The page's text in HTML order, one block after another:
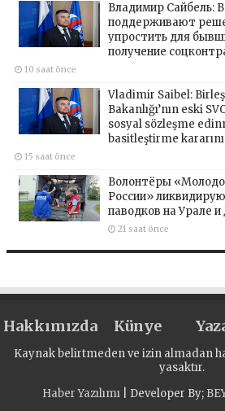
Владимир Сайбель:
поддерживают
упростить для
получение
10 saat önce
Vladimir Saibel:
Bakanlığı’nın eski
sosyal sözleşme
basitleştirme
15 saat önce
Волонтёры
России»
паводков на Урале
21 saat önce
Hakkımızda Künye
Kaynak belirtmeden ve izin almadan
yasaktır.
Haber Yazılımı| Developer By;